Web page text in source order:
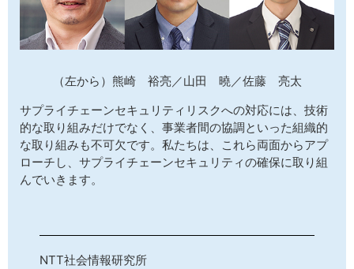
（左から）熊崎 裕亮／山田 曉／佐藤 亮太
サプライチェーンセキュリティリスクへの対応には、技術
的な取り組みだけでなく、事業者間の協調といった組織的
な取り組みも不可欠です。私たちは、これら両面からアプ
ローチし、サプライチェーンセキュリティの確保に取り組
んでいきます。
NTT社会情報研究所